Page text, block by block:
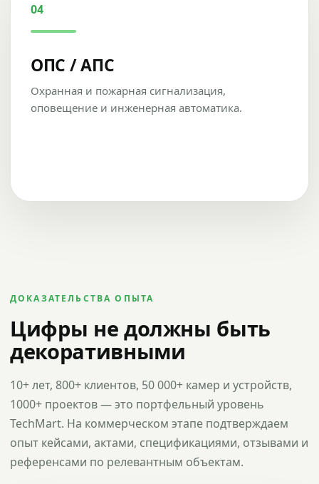
04
ОПС / АПС
Охранная и пожарная сигнализация,
оповещение и инженерная автоматика.
ДОКАЗАТЕЛЬСТВА ОПЫТА
Цифры не должны быть
декоративными
10+ лет, 800+ клиентов, 50 000+ камер и устройств,
1000+ проектов — это портфельный уровень
TechMart. На коммерческом этапе подтверждаем
опыт кейсами, актами, спецификациями, отзывами и
референсами по релевантным объектам.